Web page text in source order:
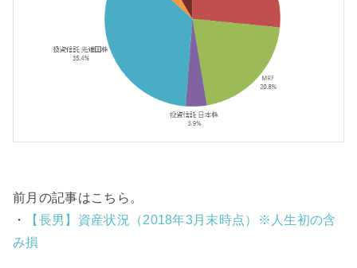
前月の記事はこちら。
・
【長男】資産状況（2018年3月末時点）※人生初の含
み損